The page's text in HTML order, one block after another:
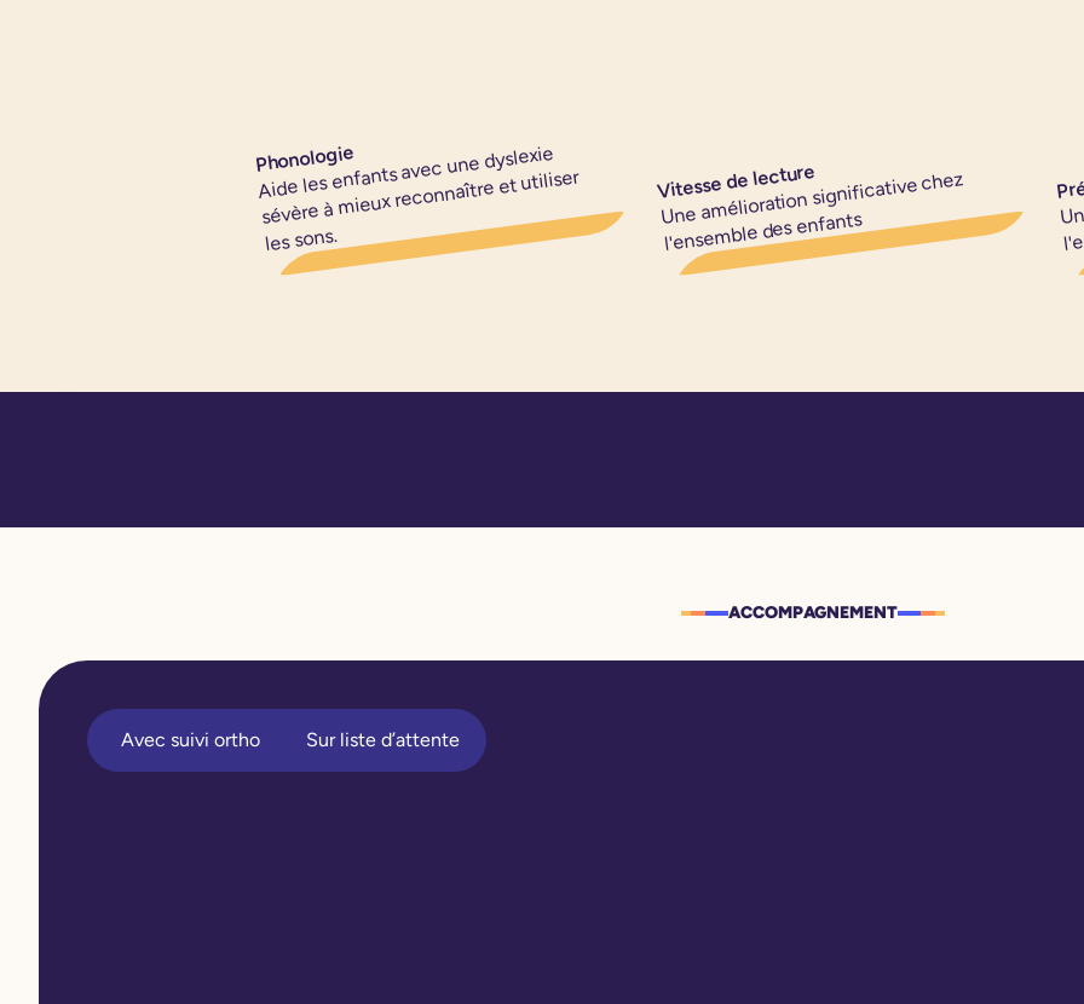
Phonologie
Aide les enfants avec une dyslexie
sévère à mieux reconnaître et utiliser
les sons.
Vitesse de lecture
Une amélioration significative chez
l'ensemble des enfants
ACCOMPAGNEMENT
Avec suivi ortho Sur liste d’attente